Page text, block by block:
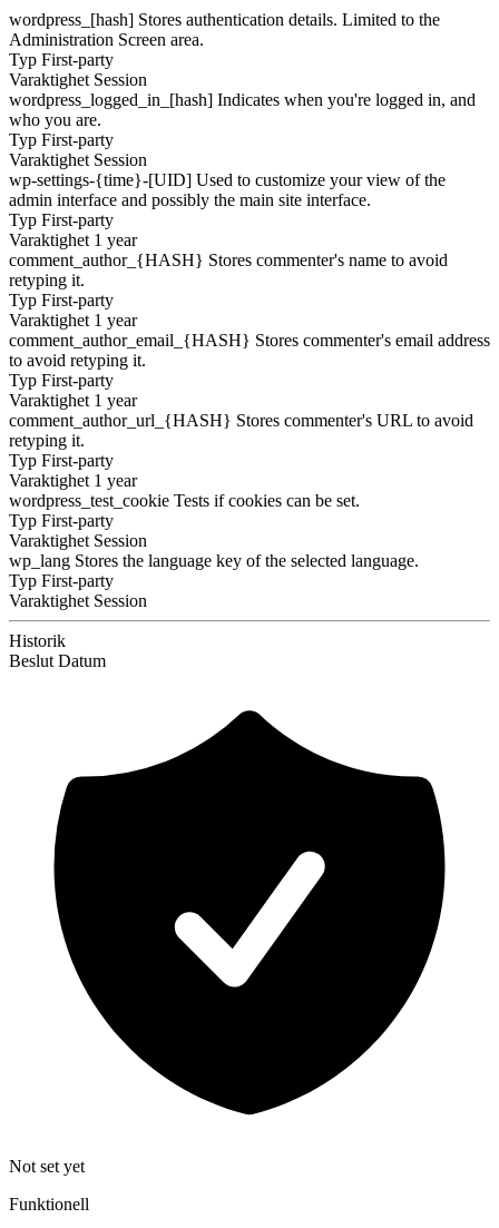
wordpress_[hash] Stores authentication details. Limited to the
Administration Screen area.
Typ First-party
Varaktighet Session
wordpress_logged_in_[hash] Indicates when you're logged in, and
who you are.
Typ First-party
Varaktighet Session
wp-settings-{time}-[UID] Used to customize your view of the
admin interface and possibly the main site interface.
Typ First-party
Varaktighet 1 year
comment_author_{HASH} Stores commenter's name to avoid
retyping it.
Typ First-party
Varaktighet 1 year
comment_author_email_{HASH} Stores commenter's email address
to avoid retyping it.
Typ First-party
Varaktighet 1 year
comment_author_url_{HASH} Stores commenter's URL to avoid
retyping it.
Typ First-party
Varaktighet 1 year
wordpress_test_cookie Tests if cookies can be set.
Typ First-party
Varaktighet Session
wp_lang Stores the language key of the selected language.
Typ First-party
Varaktighet Session
Historik
Beslut Datum
Not set yet
Funktionell